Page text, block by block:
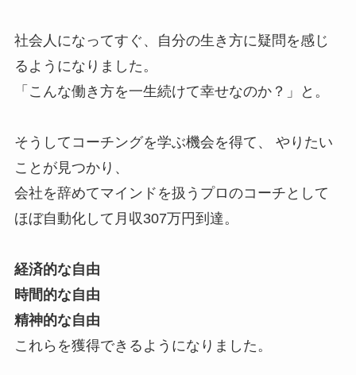
社会人になってすぐ、自分の生き方に疑問を感じ
るようになりました。
「こんな働き方を一生続けて幸せなのか？」と。
そうしてコーチングを学ぶ機会を得て、 やりたい
ことが見つかり、
会社を辞めてマインドを扱うプロのコーチとして
ほぼ自動化して月収307万円到達。
経済的な自由
時間的な自由
精神的な自由
これらを獲得できるようになりました。